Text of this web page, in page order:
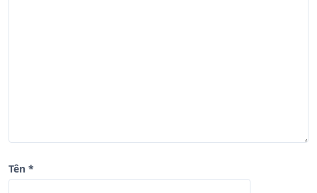
Tên *